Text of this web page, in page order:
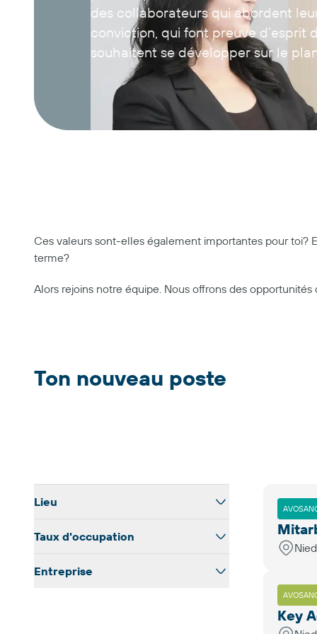
des collaborateurs qui abordent
conviction, qui font preuve d’esprit
souhaitent se développer sur le
Ces valeurs sont-elles également importantes pour toi?
terme?
Alors rejoins notre équipe. Nous offrons des
Ton nouveau poste
Lieu
Niederbipp
Puidoux
Taux d'occupation
100
Entreprise
Key